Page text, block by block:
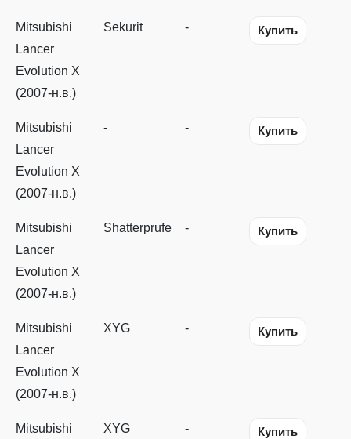
Mitsubishi
Lancer
Evolution X
(2007-н.в.)
Sekurit - Купить
Mitsubishi
Lancer
Evolution X
(2007-н.в.)
- - Купить
Mitsubishi
Lancer
Evolution X
(2007-н.в.)
Shatterprufe - Купить
Mitsubishi
Lancer
Evolution X
(2007-н.в.)
XYG - Купить
Mitsubishi
XYG - Купить